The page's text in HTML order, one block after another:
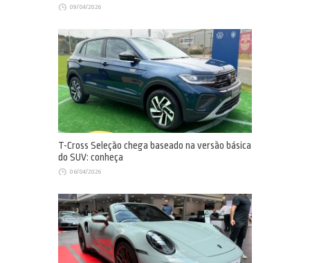
09/04/2026
T-Cross Seleção chega baseado na versão básica
do SUV: conheça
06/04/2026